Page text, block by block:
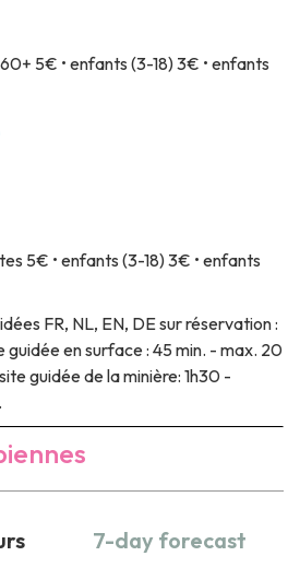
5€ • enfants (3-18) 3€ • enfants
5€ • enfants (3-18) 3€ • enfants
FR, NL, EN, DE sur réservation :
guidée en surface : 45 min. - max. 20
guidée de la minière: 1h30 -
7-day forecast